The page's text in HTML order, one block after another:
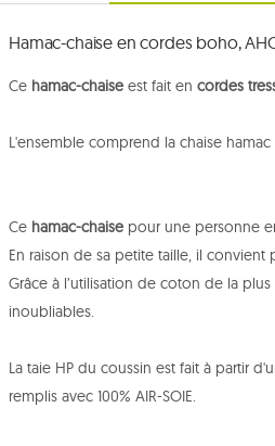
Hamac-chaise en cordes boho,
Ce hamac-chaise est fait en cordes
L'ensemble comprend la chaise
Ce hamac-chaise pour une personne
En raison de sa petite taille, il
Grâce à l’utilisation de coton de la
inoubliables.
La taie HP du coussin est fait à partir
remplis avec 100% AIR-SOIE.